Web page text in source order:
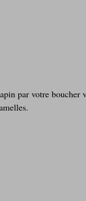
par votre boucher